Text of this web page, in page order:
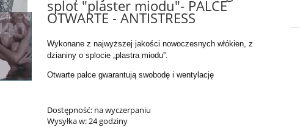
splot "plaster miodu"- PALCE
OTWARTE - ANTISTRESS
Wykonane z najwyższej jakości nowoczesnych włókien, z
dzianiny o splocie „plastra miodu”.
Otwarte palce gwarantują swobodę i wentylację
Dostępność: na wyczerpaniu
Wysyłka w:24 godziny